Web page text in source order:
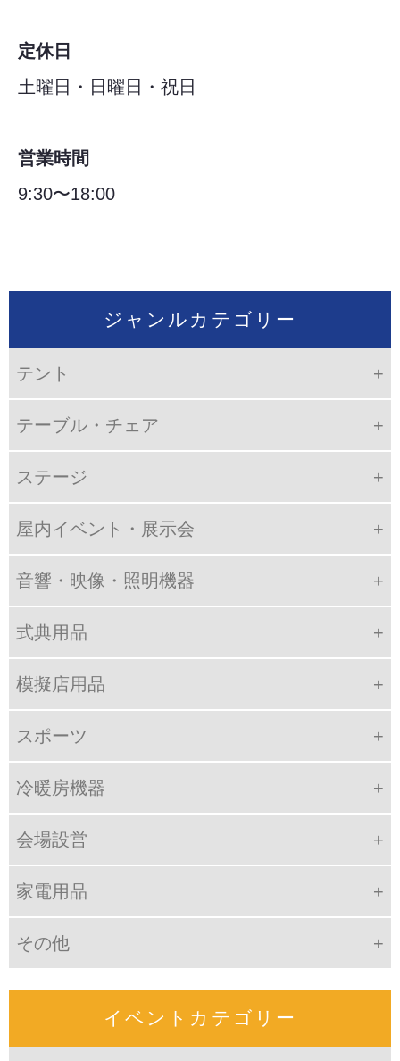
ジャンルカテゴリー
テント
テーブル・チェア
ステージ
屋内イベント・展示会
音響・映像・照明機器
式典用品
模擬店用品
スポーツ
冷暖房機器
会場設営
家電用品
その他
イベントカテゴリー
定休日
土曜日・日曜日・祝日
営業時間
9:30〜18:00